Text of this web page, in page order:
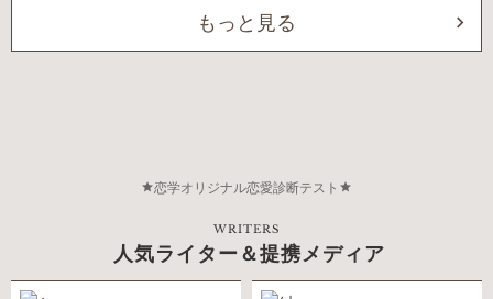
もっと見る
恋学オリジナル恋愛診断テスト
WRITERS
人気ライター＆提携メディア